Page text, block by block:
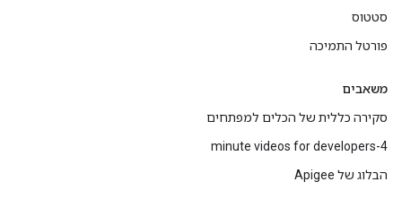
סטטוס
פורטל התמיכה
משאבים
סקירה כללית של הכלים למפתחים
4-minute videos for developers
הבלוג של Apigee